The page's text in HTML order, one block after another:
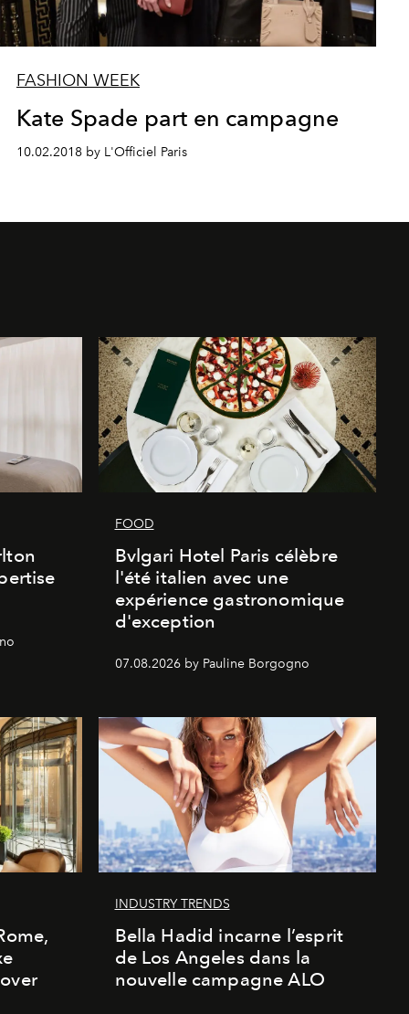
FASHION WEEK
Kate Spade part en campagne
10.02.2018 by L'Officiel Paris
FOOD
Bvlgari Hotel Paris célèbre
l'été italien avec une
expérience gastronomique
d'exception
07.08.2026 by Pauline Borgogno
INDUSTRY TRENDS
Bella Hadid incarne l’esprit
de Los Angeles dans la
nouvelle campagne ALO